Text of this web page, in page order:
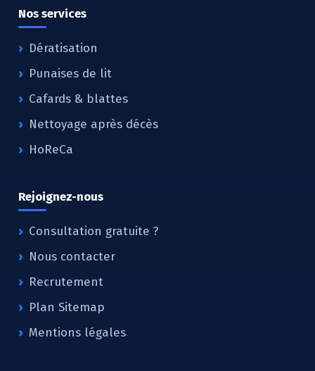
Nos services
Dératisation
Punaises de lit
Cafards & blattes
Nettoyage après décès
HoReCa
Rejoignez-nous
Consultation gratuite ?
Nous contacter
Recrutement
Plan Sitemap
Mentions légales